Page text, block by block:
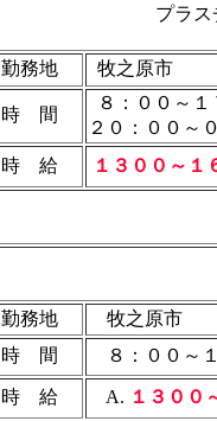
プラ
勤務地 牧之原市
時 間
８：００～１
２０：０
時 給
１３００～１
勤務地
牧之原市
時 間
８：００～
時 給 A. １３００